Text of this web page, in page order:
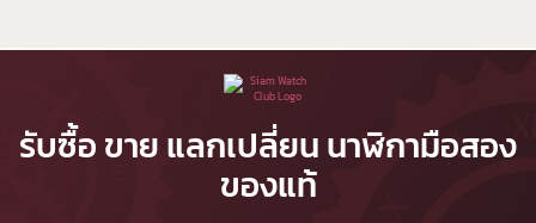
รับซื้อ ขาย แลกเปลี่ยน นาฬิกามือสอง
ของแท้